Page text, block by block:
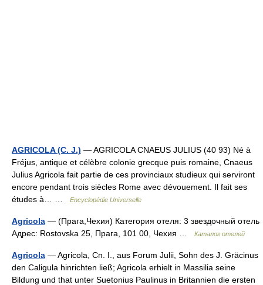
AGRICOLA (C. J.) — AGRICOLA CNAEUS JULIUS (40 93) Né à
Fréjus, antique et célèbre colonie grecque puis romaine, Cnaeus
Julius Agricola fait partie de ces provinciaux studieux qui serviront
encore pendant trois siècles Rome avec dévouement. Il fait ses
études à… …
Encyclopédie Universelle
Agricola — (Прага,Чехия) Категория отеля: 3 звездочный отель
Адрес: Rostovska 25, Прага, 101 00, Чехия …
Каталог отелей
Agricola — Agricola, Cn. I., aus Forum Julii, Sohn des J. Gräcinus
den Caligula hinrichten ließ; Agricola erhielt in Massilia seine
Bildung und that unter Suetonius Paulinus in Britannien die ersten